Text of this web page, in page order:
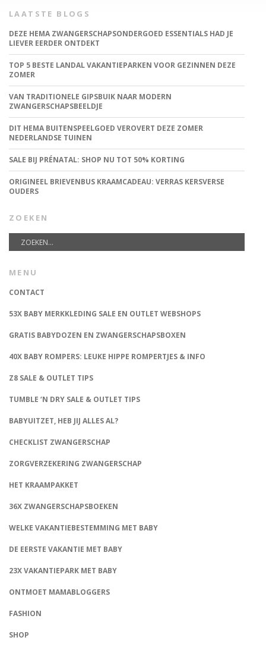
LAATSTE BLOGS
DEZE HEMA ZWANGERSCHAPSONDERGOED ESSENTIALS HAD JE
LIEVER EERDER ONTDEKT
TOP 5 BESTE LANDAL VAKANTIEPARKEN VOOR GEZINNEN DEZE
ZOMER
VAN TRADITIONELE GIPSBUIK NAAR MODERN
ZWANGERSCHAPSBEELDJE
DIT HEMA BUITENSPEELGOED VEROVERT DEZE ZOMER
NEDERLANDSE TUINEN
SALE BIJ PRÉNATAL: SHOP NU TOT 50% KORTING
ORIGINEEL BRIEVENBUS KRAAMCADEAU: VERRAS KERSVERSE
OUDERS
ZOEKEN
MENU
CONTACT
53X BABY MERKKLEDING SALE EN OUTLET WEBSHOPS
GRATIS BABYDOZEN EN ZWANGERSCHAPSBOXEN
40X BABY ROMPERS: LEUKE HIPPE ROMPERTJES & INFO
Z8 SALE & OUTLET TIPS
TUMBLE ‘N DRY SALE & OUTLET TIPS
BABYUITZET, HEB JIJ ALLES AL?
CHECKLIST ZWANGERSCHAP
ZORGVERZEKERING ZWANGERSCHAP
HET KRAAMPAKKET
36X ZWANGERSCHAPSBOEKEN
WELKE VAKANTIEBESTEMMING MET BABY
DE EERSTE VAKANTIE MET BABY
23X VAKANTIEPARK MET BABY
ONTMOET MAMABLOGGERS
FASHION
SHOP